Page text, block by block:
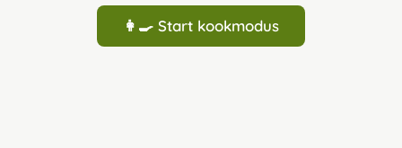
👩‍🍳 Start kookmodus